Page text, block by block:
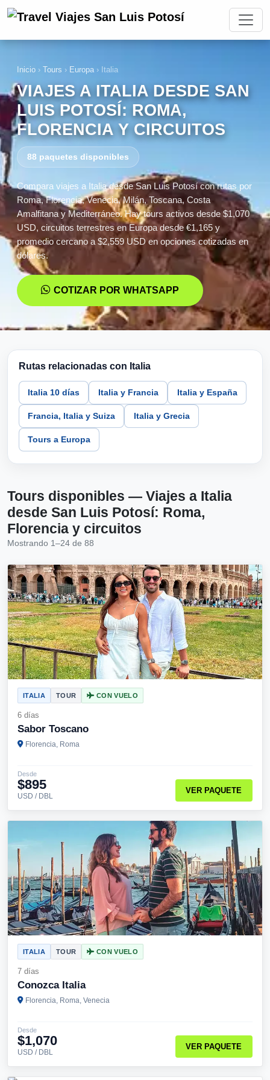
Inicio › Tours › Europa › Italia
VIAJES A ITALIA DESDE SAN
LUIS POTOSÍ: ROMA,
FLORENCIA Y CIRCUITOS
88 paquetes disponibles
Compara viajes a Italia desde San Luis Potosí con rutas por
Roma, Florencia, Venecia, Milán, Toscana, Costa
Amalfitana y Mediterráneo. Hay tours activos desde $1,070
USD, circuitos terrestres en Europa desde €1,165 y
promedio cercano a $2,559 USD en opciones cotizadas en
dólares.
COTIZAR POR WHATSAPP
Rutas relacionadas con Italia
Italia 10 días Italia y Francia Italia y España
Francia, Italia y Suiza Italia y Grecia
Tours a Europa
Tours disponibles — Viajes a Italia
desde San Luis Potosí: Roma,
Florencia y circuitos
Mostrando 1–24 de 88
ITALIA TOUR CON VUELO
6 días
Sabor Toscano
Florencia, Roma
Desde
$895
USD / DBL
VER PAQUETE
ITALIA TOUR CON VUELO
7 días
Conozca Italia
Florencia, Roma, Venecia
Desde
$1,070
USD / DBL
VER PAQUETE